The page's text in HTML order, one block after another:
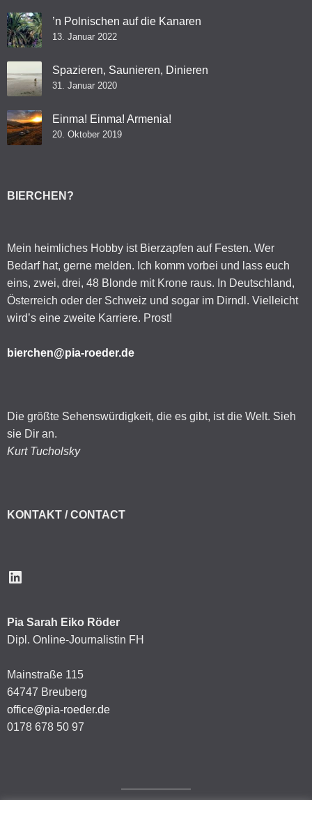
’n Polnischen auf die Kanaren
13. Januar 2022
Spazieren, Saunieren, Dinieren
31. Januar 2020
Einma! Einma! Armenia!
20. Oktober 2019
BIERCHEN?
Mein heimliches Hobby ist Bierzapfen auf Festen. Wer
Bedarf hat, gerne melden. Ich komm vorbei und lass euch
eins, zwei, drei, 48 Blonde mit Krone raus. In Deutschland,
Österreich oder der Schweiz und sogar im Dirndl. Vielleicht
wird’s eine zweite Karriere. Prost!
bierchen@pia-roeder.de
Die größte Sehenswürdigkeit, die es gibt, ist die Welt. Sieh
sie Dir an.
Kurt Tucholsky
KONTAKT / CONTACT
LinkedIn
Pia Sarah Eiko Röder
Dipl. Online-Journalistin FH
Mainstraße 115
64747 Breuberg
office@pia-roeder.de
0178 678 50 97